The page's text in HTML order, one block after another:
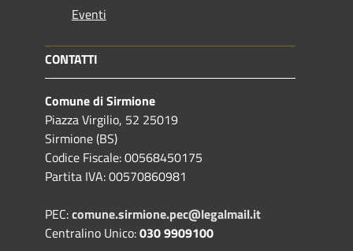
Eventi
CONTATTI
Comune di Sirmione
Piazza Virgilio, 52 25019
Sirmione (BS)
Codice Fiscale: 00568450175
Partita IVA: 00570860981
PEC:comune.sirmione.pec@legalmail.it
Centralino Unico:030 9909100